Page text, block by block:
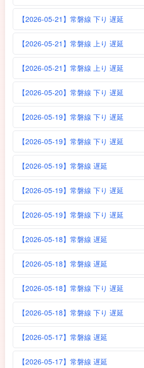
【2026-05-21】常磐線 下り 遅延
【2026-05-21】常磐線 上り 遅延
【2026-05-21】常磐線 上り 遅延
【2026-05-20】常磐線 下り 遅延
【2026-05-19】常磐線 下り 遅延
【2026-05-19】常磐線 下り 遅延
【2026-05-19】常磐線 遅延
【2026-05-19】常磐線 下り 遅延
【2026-05-19】常磐線 下り 遅延
【2026-05-18】常磐線 遅延
【2026-05-18】常磐線 遅延
【2026-05-18】常磐線 下り 遅延
【2026-05-18】常磐線 下り 遅延
【2026-05-17】常磐線 遅延
【2026-05-17】常磐線 遅延